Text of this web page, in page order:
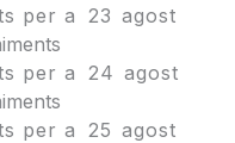
per a
23 agost
per a
24 agost
per a
25 agost